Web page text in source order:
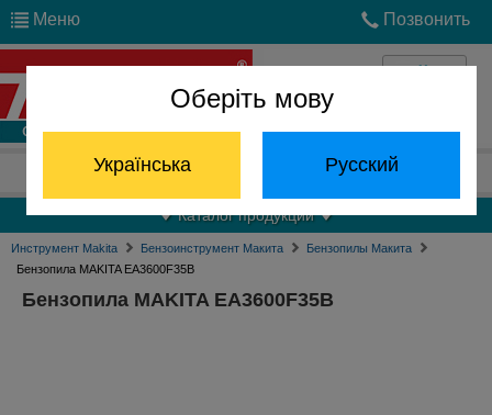
Оберіть мову
Українська Русский
Меню Позвонить
Войти
Отдел запчастей: (068) 824-24-24
Каталог продукции
Инструмент Makita Бензоинструмент Макита
Бензопилы Макита
Бензопила MAKITA EA3600F35B
Бензопила MAKITA EA3600F35B